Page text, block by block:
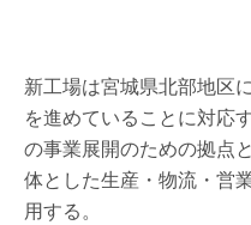
新工場は宮城県北部地区
を進めていることに対応
の事業展開のための拠点
体とした生産・物流・営
用する。